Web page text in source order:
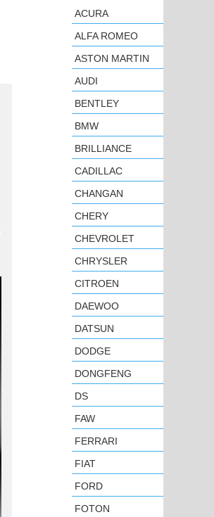
ACURA
ALFA ROMEO
ASTON MARTIN
AUDI
BENTLEY
BMW
BRILLIANCE
CADILLAC
CHANGAN
CHERY
CHEVROLET
CHRYSLER
CITROEN
DAEWOO
DATSUN
DODGE
DONGFENG
DS
FAW
FERRARI
FIAT
FORD
FOTON